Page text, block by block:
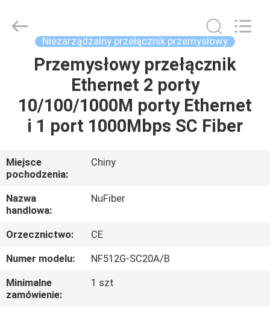
DOM
PRODUKTY
NAS
WYCIECZKA
PO
FABRYCE
KONTROLA
JAKOŚCI
Co.,Ltd.
Niezarządzalny przełącznik przemysłowy
Przemysłowy przełącznik
Ethernet 2 porty
10/100/1000M porty Ethernet
i 1 port 1000Mbps SC Fiber
Miejsce
pochodzenia:
Chiny
Nazwa
handlowa:
NuFiber
Orzecznictwo:
CE
Numer modelu:
NF512G-SC20A/B
Minimalne
zamówienie:
1 szt